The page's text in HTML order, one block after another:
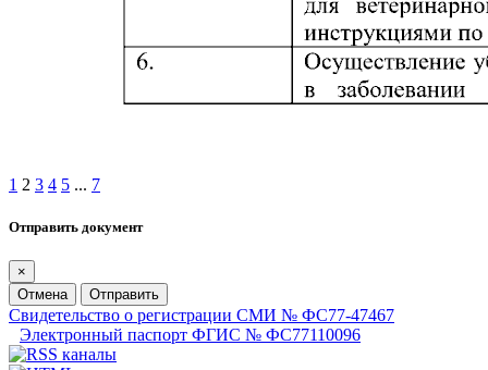
1 2 3 4 5 ... 7
Отправить документ
×
Отмена
Отправить
Свидетельство о регистрации СМИ № ФС77-47467
Электронный паспорт ФГИС № ФС77110096